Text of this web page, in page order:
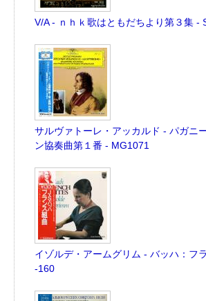
V/A - ｎｈｋ歌はともだちより第３集 -
サルヴァトーレ・アッカルド - パガニ
ン協奏曲第１番 - MG1071
イゾルデ・アームグリム - バッハ：フ
-160